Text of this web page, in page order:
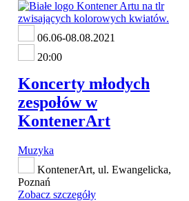
06.06-08.08.2021
20:00
Koncerty młodych
zespołów w
KontenerArt
Muzyka
KontenerArt, ul. Ewangelicka,
Poznań
Zobacz szczegóły